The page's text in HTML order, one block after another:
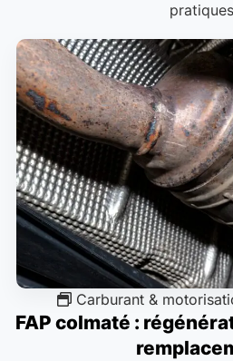
Carburant &
FAP colmaté :